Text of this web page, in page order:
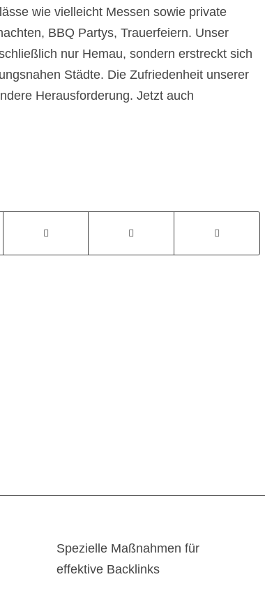
wie vielleicht Messen sowie private
BBQ Partys, Trauerfeiern. Unser
nur Hemau, sondern erstreckt sich
Städte. Die Zufriedenheit unserer
Herausforderung. Jetzt auch
Spezielle Maßnahmen für
effektive Backlinks